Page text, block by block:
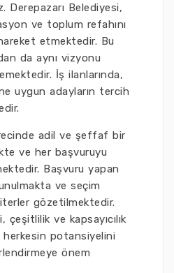
Derepazarı Belediyesi,
ve toplum refahını
etmektedir. Bu
da aynı vizyonu
İş ilanlarında,
uygun adayların tercih
adil ve şeffaf bir
ve her başvuruyu
Başvuru yapan
ve seçim
gözetilmektedir.
çeşitlilik ve kapsayıcılık
herkesin potansiyelini
önem